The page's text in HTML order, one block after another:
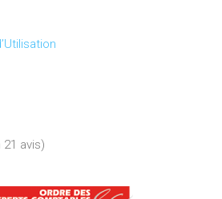
avis)